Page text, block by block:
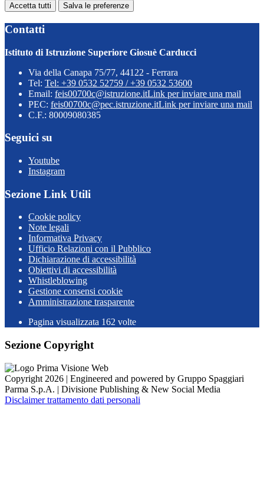
Accetta tutti Salva le preferenze
Contatti
Istituto di Istruzione Superiore Giosuè Carducci
Via della Canapa 75/77, 44122 - Ferrara
Tel: Tel: +39 0532 52759 / +39 0532 53600
Email: feis00700c@istruzione.itLink per inviare una mail
PEC: feis00700c@pec.istruzione.itLink per inviare una mail
C.F.: 80009080385
Seguici su
Youtube
Instagram
Sezione Link Utili
Cookie policy
Note legali
Informativa Privacy
Ufficio Relazioni con il Pubblico
Dichiarazione di accessibilità
Obiettivi di accessibilità
Whistleblowing
Gestione consensi cookie
Amministrazione trasparente
Pagina visualizzata 162 volte
Sezione Copyright
Copyright 2026 | Engineered and powered by Gruppo Spaggiari
Parma S.p.A. | Divisione Publishing & New Social Media
Disclaimer trattamento dati personali